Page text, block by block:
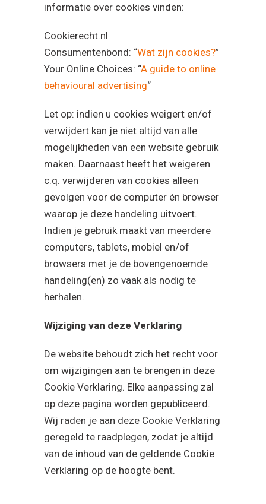
informatie over cookies vinden:
Cookierecht.nl
Consumentenbond: “Wat zijn cookies?”
Your Online Choices: “A guide to online
behavioural advertising“
Let op: indien u cookies weigert en/of
verwijdert kan je niet altijd van alle
mogelijkheden van een website gebruik
maken. Daarnaast heeft het weigeren
c.q. verwijderen van cookies alleen
gevolgen voor de computer én browser
waarop je deze handeling uitvoert.
Indien je gebruik maakt van meerdere
computers, tablets, mobiel en/of
browsers met je de bovengenoemde
handeling(en) zo vaak als nodig te
herhalen.
Wijziging van deze Verklaring
De website behoudt zich het recht voor
om wijzigingen aan te brengen in deze
Cookie Verklaring. Elke aanpassing zal
op deze pagina worden gepubliceerd.
Wij raden je aan deze Cookie Verklaring
geregeld te raadplegen, zodat je altijd
van de inhoud van de geldende Cookie
Verklaring op de hoogte bent.